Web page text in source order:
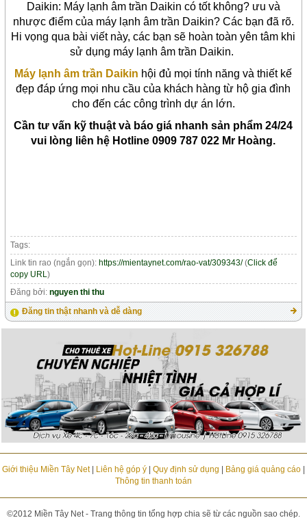
Daikin: Máy lạnh âm trần Daikin có tốt không? ưu và
nhược điểm của máy lạnh âm trần Daikin? Các bạn đã rõ.
Hi vọng qua bài viết này, các bạn sẽ hoàn toàn yên tâm khi
sử dụng máy lạnh âm trần Daikin.
Máy lạnh âm trần Daikin hội đủ mọi tính năng và thiết kế
đẹp đáp ứng mọi nhu cầu của khách hàng từ hộ gia đình
cho đến các công trình dự án lớn.
Cần tư vấn kỹ thuật và báo giá nhanh sản phẩm 24/24
vui lòng liên hệ Hotline 0909 787 022 Mr Hoàng.
Tags:
Link tin rao (ngắn gọn): https://mientaynet.com/rao-vat/309343/(Click để
copy URL)
Đăng bởi:nguyen thi thu
Đăng tin thật nhanh và dễ dàng
Giới thiệu Miền Tây Net| Liên hệ góp ý| Quy định sử dụng Bảng giá quảng cáo|
Thông tin thanh toán
©2012 Miền Tây Net - Trang thông tin tổng hợp chia sẽ từ các nguồn sao chép.